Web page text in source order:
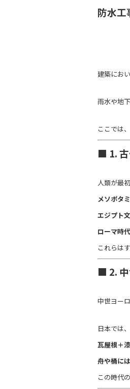
防水工
建築にお
雨水や地
ここでは
■ 1. 古
人類が最
メソポタ
エジプト
ローマ時代
これらはす
■ 2.
中世ヨー
日本では、
瓦屋根＋
舟や桶に
この時代